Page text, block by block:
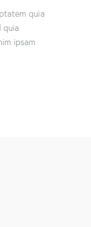
quia
ipsam